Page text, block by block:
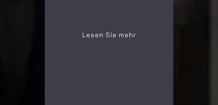
Lesen Sie mehr